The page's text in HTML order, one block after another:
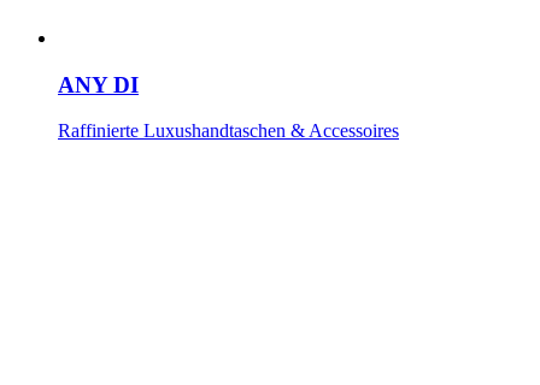
ANY DI
Raffinierte Luxushandtaschen & Accessoires